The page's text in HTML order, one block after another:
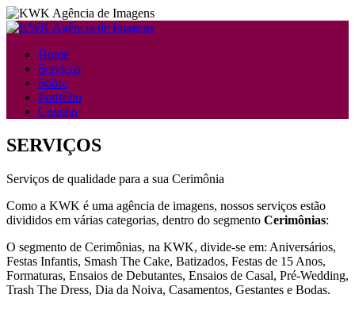
Home
Serviços
Sobre
Portfólio
Contato
SERVIÇOS
Serviços de qualidade para a sua Cerimônia
Como a KWK é uma agência de imagens, nossos serviços estão
divididos em várias categorias, dentro do segmento Cerimônias:
O segmento de Cerimônias, na KWK, divide-se em: Aniversários,
Festas Infantis, Smash The Cake, Batizados, Festas de 15 Anos,
Formaturas, Ensaios de Debutantes, Ensaios de Casal, Pré-Wedding,
Trash The Dress, Dia da Noiva, Casamentos, Gestantes e Bodas.